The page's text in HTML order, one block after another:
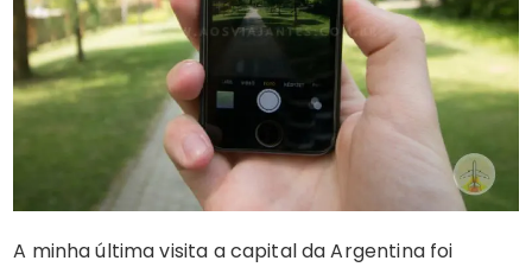
A minha última visita a capital da Argentina foi